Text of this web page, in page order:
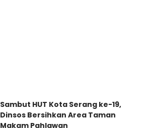
Sambut HUT Kota Serang ke-19,
Dinsos Bersihkan Area Taman
Makam Pahlawan